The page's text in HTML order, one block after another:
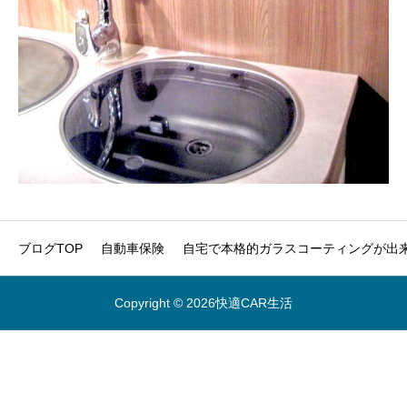
ブログTOP 自動車保険 自宅で本格的ガラスコーティングが出
Copyright © 2026快適CAR生活